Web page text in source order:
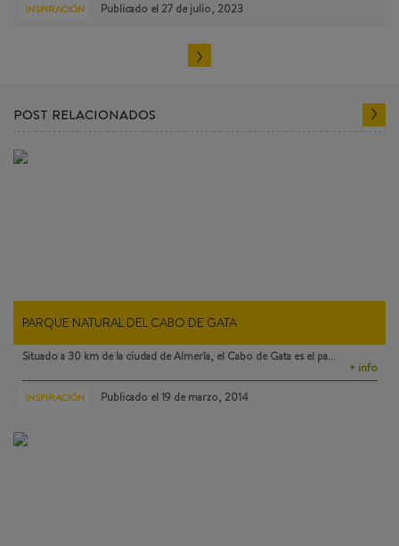
INSPIRACIÓN Publicado el 27 de julio, 2023
POST RELACIONADOS
PARQUE NATURAL DEL CABO DE GATA
Situado a 30 km de la ciudad de Almería, el Cabo de Gata es el pa…
+ info
INSPIRACIÓN Publicado el 19 de marzo, 2014